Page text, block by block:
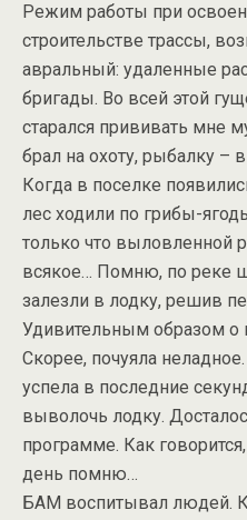
Режим работы при
строительстве трассы,
авральный: удаленные
бригады. Во всей этой
старался прививать мне
брал на охоту, рыбалку –
Когда в поселке
лес ходили по грибы-
только что выловленной
всякое… Помню, по реке
залезли в лодку, решив
Удивительным образом о
Скорее, почуяла
успела в последние
выволочь лодку.
программе. Как
день помню…
БАМ воспитывал людей.